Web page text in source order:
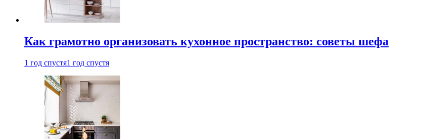
Как грамотно организовать кухонное пространство: советы шефа
1 год спустя1 год спустя